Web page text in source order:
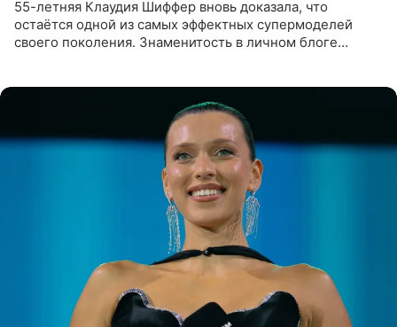
55-летняя Клаудия Шиффер вновь доказала, что
остаётся одной из самых эффектных супермоделей
своего поколения. Знаменитость в личном блоге